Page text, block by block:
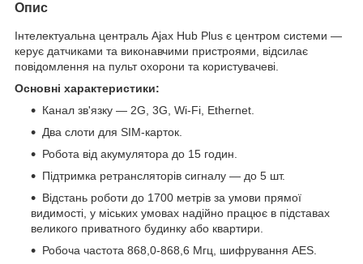
Опис
Інтелектуальна централь Ajax Hub Plus є центром системи —
керує датчиками та виконавчими пристроями, відсилає
повідомлення на пульт охорони та користувачеві.
Основні характеристики:
Канал зв'язку — 2G, 3G, Wi-Fi, Ethernet.
Два слоти для SIM-карток.
Робота від акумулятора до 15 годин.
Підтримка ретрансляторів сигналу — до 5 шт.
Відстань роботи до 1700 метрів за умови прямої
видимості, у міських умовах надійно працює в підставах
великого приватного будинку або квартири.
Робоча частота 868,0-868,6 Мгц, шифрування AES.